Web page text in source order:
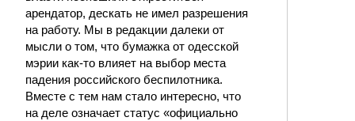
арендатор, дескать не имел разрешения
на работу. Мы в редакции далеки от
мысли о том, что бумажка от одесской
мэрии как-то влияет на выбор места
падения российского беспилотника.
Вместе с тем нам стало интересно, что
на деле означает статус «официально